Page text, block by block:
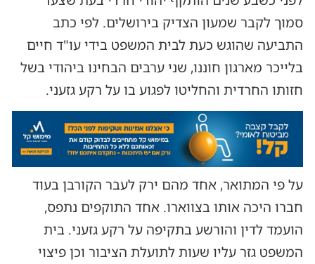
סמוך לקבר שמעון הצדיק בירושלים. לפי כתב
התביעה שהוגש כעת לבית המשפט בידי עו"ד חיים
בלייכר מארגון חוננו, שני ערבים הבחינו ביהודי בשל
חזותו החרדית והחליטו לפגוע בו על רקע גזעני.
על פי המתואר, אחד מהם ירק לעבר הקורבן בעוד
חברו היכה אותו בצווארו. אחד התוקפים נתפס,
הועמד לדין והורשע בתקיפה על רקע גזעני. בית
המשפט גזר עליו שעות לתועלת הציבור וכן פיצוי